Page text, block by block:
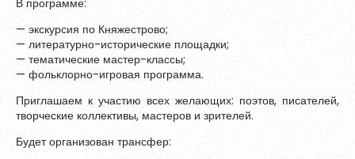
В программе:
— экскурсия по Княжестрово;
— литературно-исторические площадки;
— тематические мастер-классы;
— фольклорно-игровая программа.
Приглашаем к участию всех желающих: поэтов, писателей,
творческие коллективы, мастеров и зрителей.
Будет организован трансфер:
Зарегистрироваться